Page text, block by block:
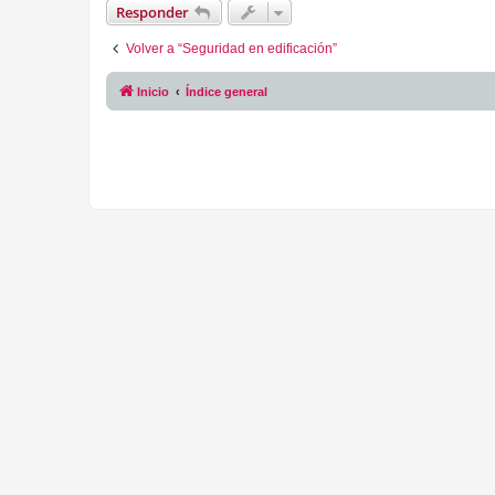
Responder
Volver a “Seguridad en edificación”
Inicio Índice general